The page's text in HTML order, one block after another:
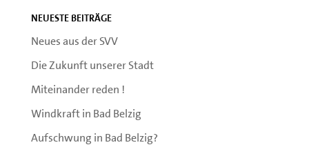
Neueste Beiträge
Neues aus der SVV
Die Zukunft unserer Stadt
Miteinander reden !
Windkraft in Bad Belzig
Aufschwung in Bad Belzig?